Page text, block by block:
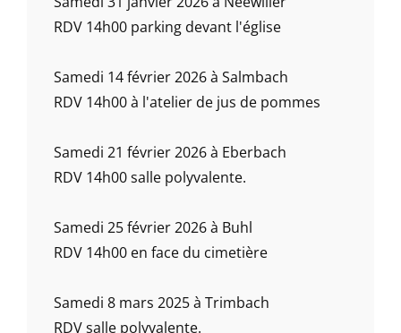
RDV 14h00 parking devant l'église
Samedi 14 février 2026 à Salmbach
RDV 14h00 à l'atelier de jus de pommes
Samedi 21 février 2026 à Eberbach
RDV 14h00 salle polyvalente.
Samedi 25 février 2026 à Buhl
RDV 14h00 en face du cimetière
Samedi 8 mars 2025 à Trimbach
RDV salle polyvalente.